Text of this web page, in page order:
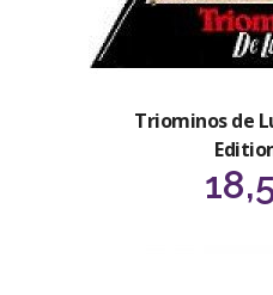
Triominos de